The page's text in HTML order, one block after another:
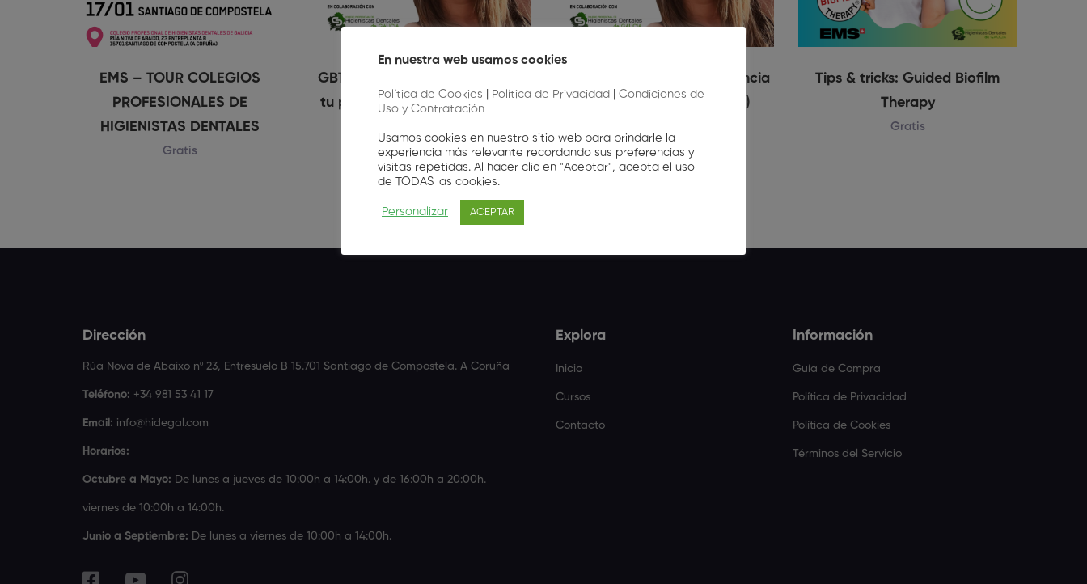
EMS – TOUR COLEGIOS
PROFESIONALES DE
HIGIENISTAS DENTALES
Gratis
GBT, El Protocolo que potencia
tu práctica (Edición A Coruña)
GBT, El Protocolo que potencia
tu práctica (Edición Vigo)
Tips & tricks: Guided Biofilm
Therapy
Gratis
Dirección
Rúa Nova de Abaixo nº 23, Entresuelo B 15.701 Santiago de Compostela. A Coruña
Teléfono: +34 981 53 41 17
Email: info@hidegal.com
Horarios:
Octubre a Mayo: De lunes a jueves de 10:00h a 14:00h. y de 16:00h a 20:00h.
viernes de 10:00h a 14:00h.
Junio a Septiembre: De lunes a viernes de 10:00h a 14:00h.
Explora
Inicio
Cursos
Contacto
Información
Guía de Compra
Política de Privacidad
Política de Cookies
Términos del Servicio
En nuestra web usamos cookies
Política de Cookies Política de Privacidad
Condiciones de
Uso y Contratación
Usamos cookies en nuestro sitio web para brindarle la
experiencia más relevante recordando sus preferencias y
visitas repetidas. Al hacer clic en "Aceptar", acepta el uso
de TODAS las cookies.
Personalizar ACEPTAR